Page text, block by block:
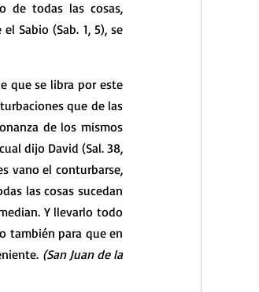
de todas las cosas,
Sabio (Sab. 1, 5), se
que se libra por este
que de las
de los mismos
dijo David (Sal. 38,
vano el conturbarse,
las cosas sucedan
Y llevarlo todo
también para que en
(San Juan de la